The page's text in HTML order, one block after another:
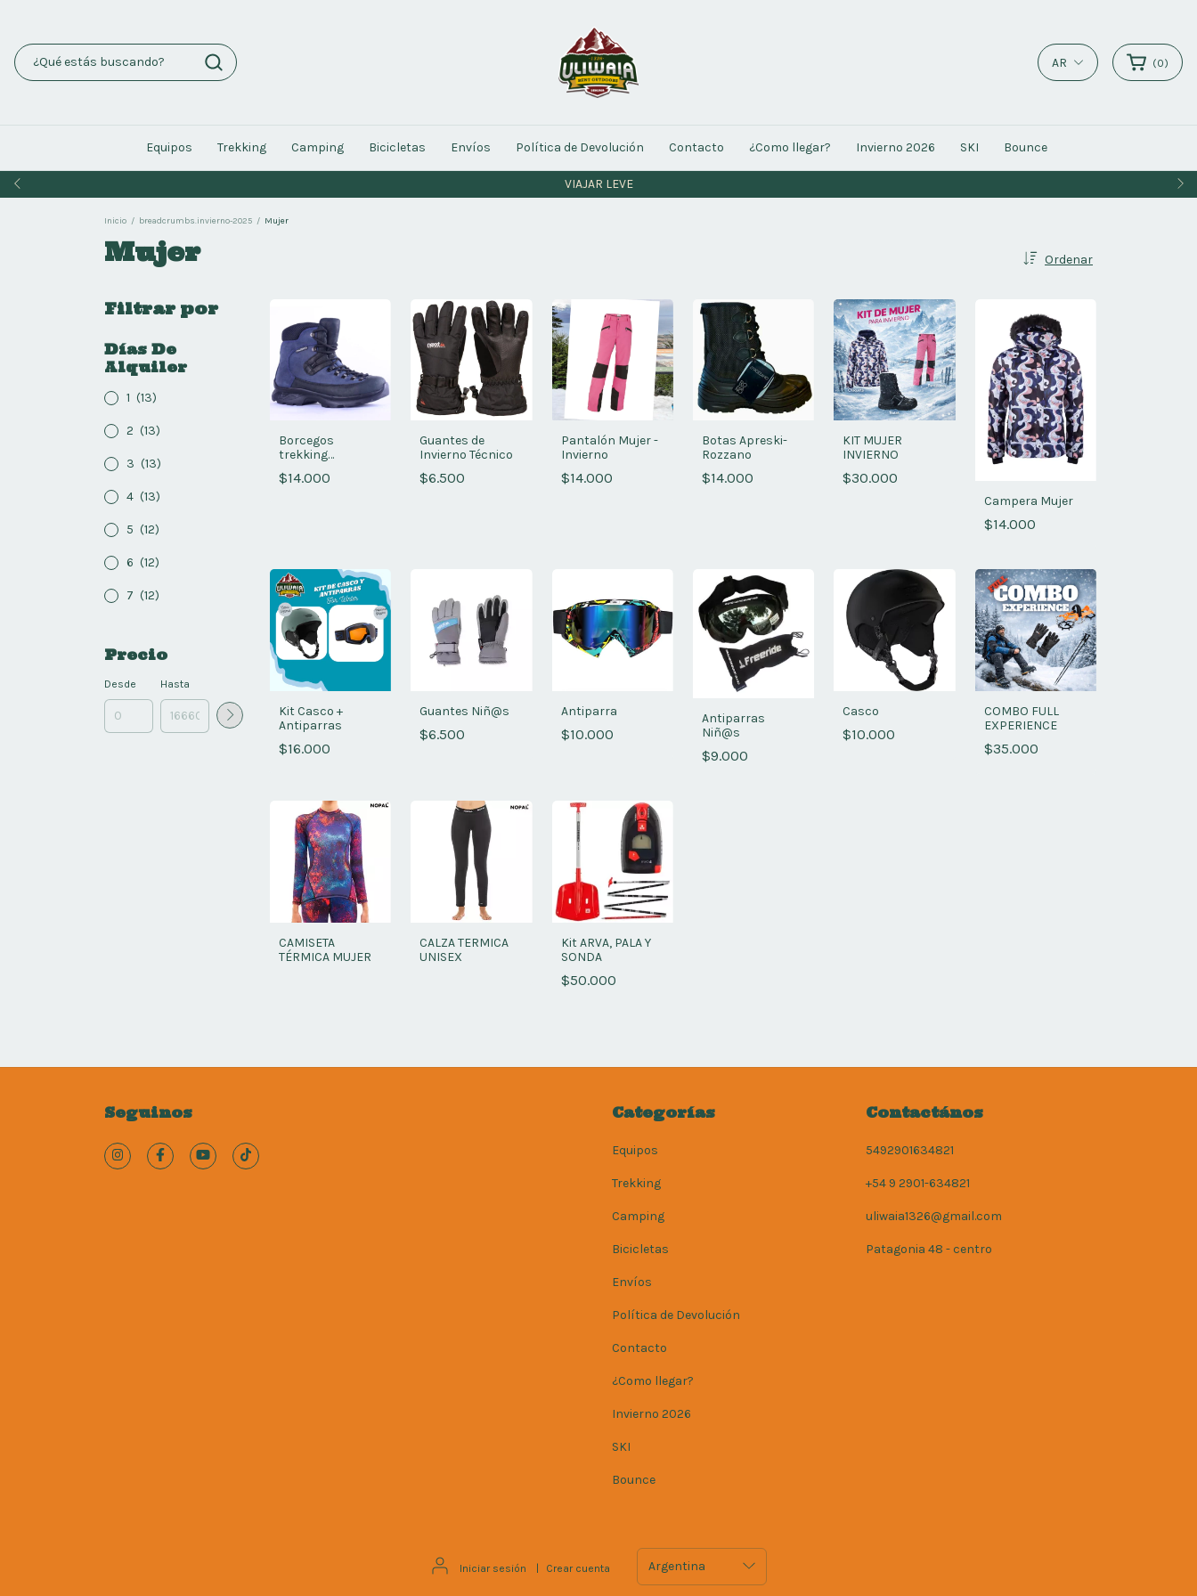
VIAJAR LEVE
AR (0)
Equipos Trekking Camping Bicicletas Envíos Política de Devolución Contacto ¿Como llegar? Invierno 2026 SKI Bounce
Inicio / breadcrumbs.invierno-2025 / Mujer
Mujer Ordenar
Filtrar por
Días De
Alquiler
1 (13)
2 (13)
3 (13)
4 (13)
5 (12)
6 (12)
7 (12)
Precio
Desde Hasta
Borcegos
trekking
impermeables
$14.000
Guantes de
Invierno Técnico
$6.500
Pantalón Mujer -
Invierno
$14.000
Botas Apreski-
Rozzano
$14.000
KIT MUJER
INVIERNO
$30.000
Campera Mujer
$14.000
Kit Casco +
Antiparras
$16.000
Guantes Niñ@s
$6.500
Antiparra
$10.000
Antiparras
Niñ@s
$9.000
Casco
$10.000
COMBO FULL
EXPERIENCE
$35.000
CAMISETA
TÉRMICA MUJER
CALZA TERMICA
UNISEX
Kit ARVA, PALA Y
SONDA
$50.000
Seguinos Categorías
Equipos
Trekking
Camping
Bicicletas
Envíos
Política de Devolución
Contacto
¿Como llegar?
Invierno 2026
SKI
Bounce
Contactános
5492901634821
+54 9 2901-634821
uliwaia1326@gmail.com
Patagonia 48 - centro
Iniciar sesión Crear cuenta